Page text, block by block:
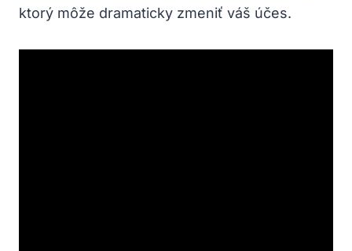
ktorý môže dramaticky zmeniť váš účes.